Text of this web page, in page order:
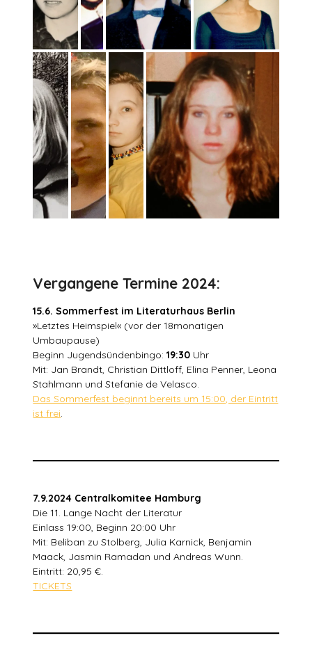
Vergangene Termine 2024:
15.6. Sommerfest im Literaturhaus Berlin
»Letztes Heimspiel« (vor der 18monatigen
Umbaupause)
Beginn Jugendsündenbingo:19:30 Uhr
Mit: Jan Brandt, Christian Dittloff, Elina Penner, Leona
Stahlmann und Stefanie de Velasco.
Das Sommerfest beginnt bereits um 15:00, der Eintritt
ist frei.
7.9.2024 Centralkomitee Hamburg
Die 11. Lange Nacht der Literatur
Einlass 19:00, Beginn 20:00 Uhr
Mit: Beliban zu Stolberg, Julia Karnick, Benjamin
Maack, Jasmin Ramadan und Andreas Wunn.
Eintritt: 20,95 €.
TICKETS